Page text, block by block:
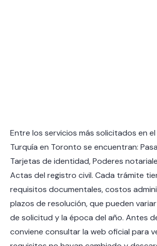
Entre los servicios más solicitados en
Turquía en Toronto se encuentran:
Tarjetas de identidad, Poderes
Actas del registro civil. Cada trámite
requisitos documentales, costos
plazos de resolución, que pueden
de solicitud y la época del año. Antes
conviene consultar la web oficial para